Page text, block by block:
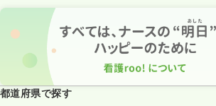
都道府県で探す